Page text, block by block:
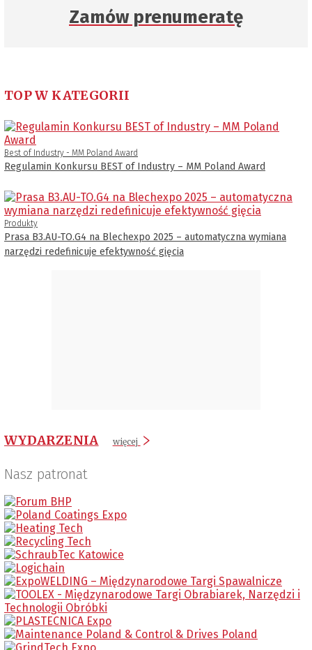
Zamów prenumeratę
TOP W KATEGORII
Best of Industry - MM Poland Award
Regulamin Konkursu BEST of Industry – MM Poland Award
Produkty
Prasa B3.AU-TO.G4 na Blechexpo 2025 – automatyczna wymiana
narzędzi redefinicuje efektywność gięcia
WYDARZENIA więcej
Nasz patronat